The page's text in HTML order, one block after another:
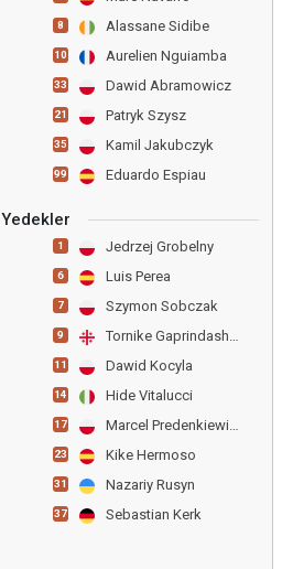
8 Alassane Sidibe
10 Aurelien Nguiamba
33 Dawid Abramowicz
21 Patryk Szysz
35 Kamil Jakubczyk
99 Eduardo Espiau
Yedekler
1 Jedrzej Grobelny
6 Luis Perea
7 Szymon Sobczak
9 Tornike Gaprindashvili
11 Dawid Kocyla
14 Hide Vitalucci
17 Marcel Predenkiewicz
23 Kike Hermoso
31 Nazariy Rusyn
37 Sebastian Kerk